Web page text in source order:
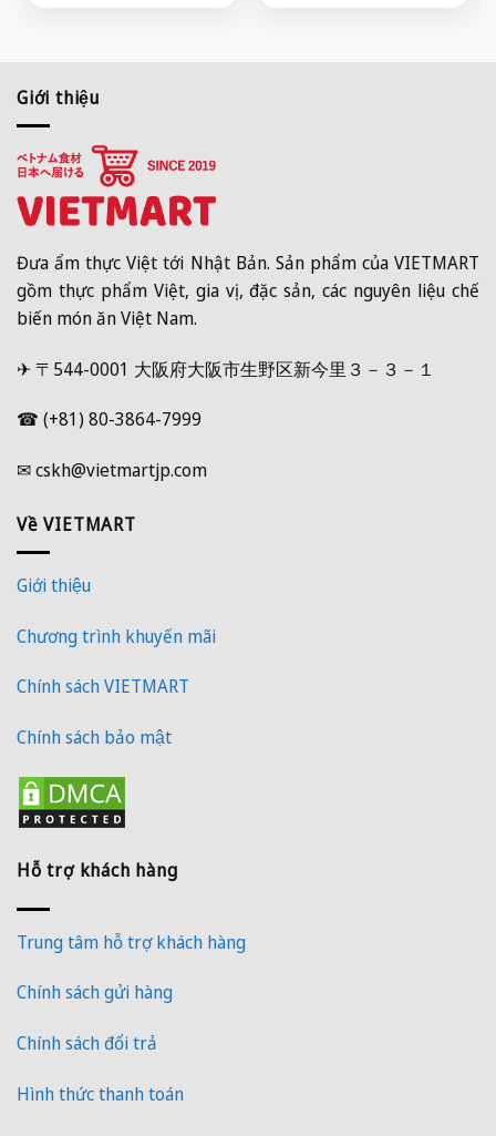
Giới thiệu
Đưa ẩm thực Việt tới Nhật Bản. Sản phẩm của VIETMART
gồm thực phẩm Việt, gia vị, đặc sản, các nguyên liệu chế
biến món ăn Việt Nam.
✈ 〒544-0001 大阪府大阪市生野区新今里３－３－１
☎ (+81) 80-3864-7999
✉ cskh@vietmartjp.com
Về VIETMART
Giới thiệu
Chương trình khuyến mãi
Chính sách VIETMART
Chính sách bảo mật
Hỗ trợ khách hàng
Trung tâm hỗ trợ khách hàng
Chính sách gửi hàng
Chính sách đổi trả
Hình thức thanh toán